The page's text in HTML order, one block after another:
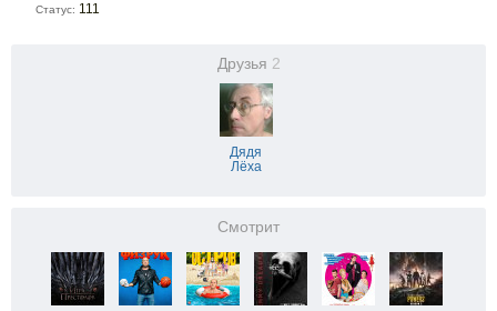
Статус: 111
Друзья 2
Дядя
Лёха
Смотрит